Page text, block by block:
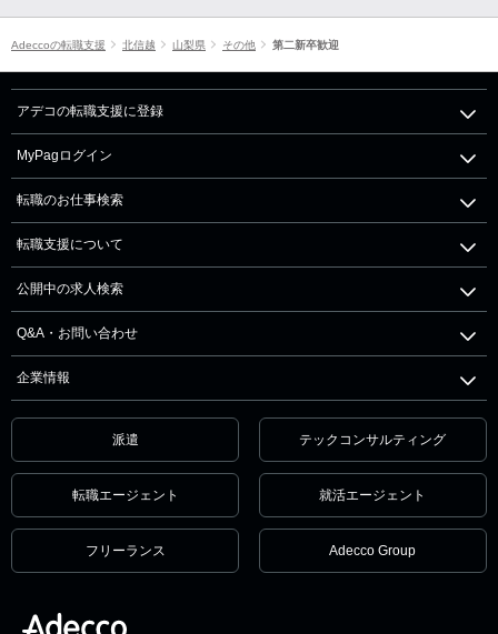
Adeccoの転職支援 北信越 山梨県 その他 第二新卒歓迎
アデコの転職支援に登録
MyPagログイン
転職のお仕事検索
転職支援について
公開中の求人検索
Q&A・お問い合わせ
企業情報
派遣 テックコンサルティング
転職エージェント 就活エージェント
フリーランス Adecco Group